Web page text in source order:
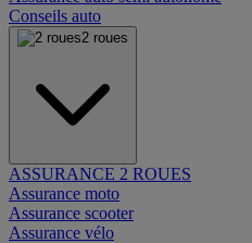
Conseils auto
2 roues
ASSURANCE 2 ROUES
Assurance moto
Assurance scooter
Assurance vélo